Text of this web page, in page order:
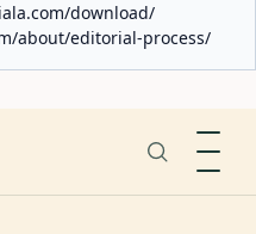
download/
about/editorial-process/